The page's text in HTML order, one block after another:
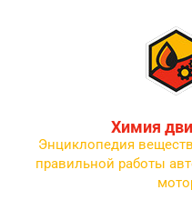
Химия
Энциклопедия
правильной работы